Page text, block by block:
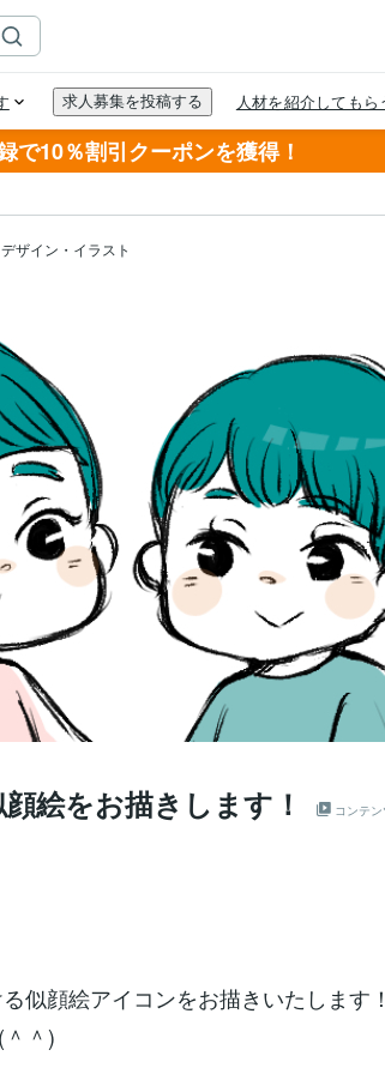
で10％割引クーポンを獲得！
デザイン・イラスト
絵をお描きします！ コンテ
似顔絵アイコンをお描きいたします
＾)